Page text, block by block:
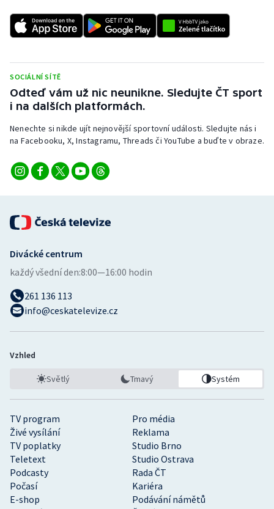
SOCIÁLNÍ SÍTĚ
Odteď vám už nic neunikne. Sledujte ČT sport
i na dalších platformách.
Nenechte si nikde ujít nejnovější sportovní události. Sledujte nás i
na Facebooku, X, Instagramu, Threads či YouTube a buďte v obraze.
TV program
Pro média
Živé vysílání
Reklama
TV poplatky
Studio Brno
Teletext
Studio Ostrava
Podcasty
Rada ČT
Počasí
Kariéra
E-shop
Podávání námětů
Divácké centrum
každý všední den:8:00—16:00 hodin
261 136 113
info@ceskatelevize.cz
Vzhled
Světlý Tmavý Systém